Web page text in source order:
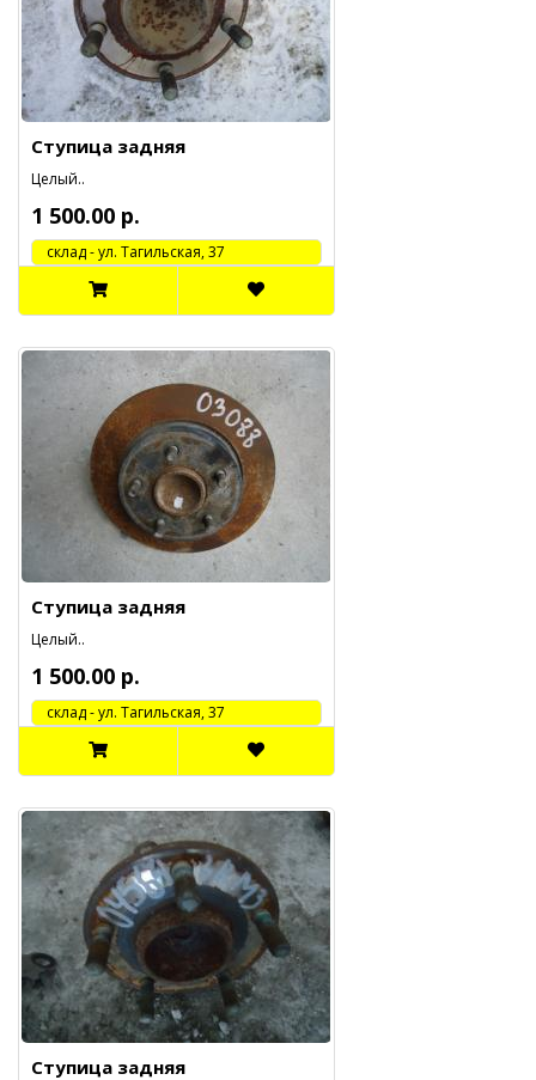
Ступица задняя
Целый..
1 500.00 р.
cклад - ул. Тагильская, 37
Ступица задняя
Целый..
1 500.00 р.
cклад - ул. Тагильская, 37
Ступица задняя